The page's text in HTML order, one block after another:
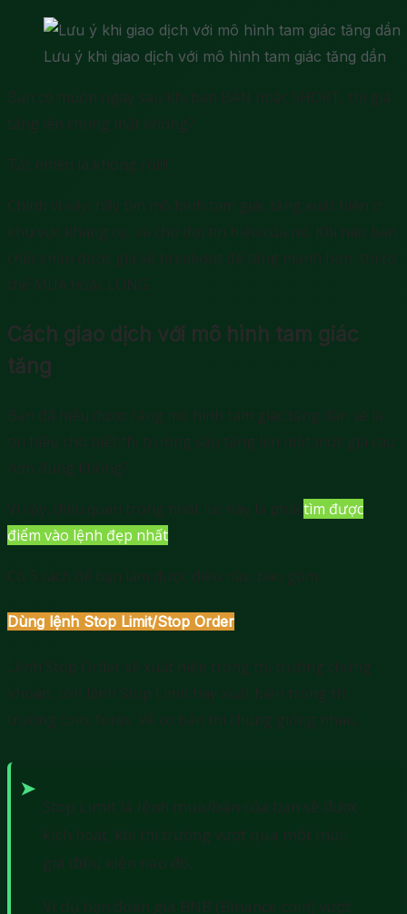
Lưu ý khi giao dịch với mô hình tam giác tăng dần
Bạn có muốn ngay sau khi bạn BÁN hoặc SHORT, thì giá
tăng lên chóng mặt không?
Tất nhiên là không rồi!!!
Chính vì vậy, hãy tìm mô hình tam giác tăng xuất hiện ở
khu vực kháng cự, và chờ đợi tín hiệu của nó. Khi nào bạn
chắc chắn được giá sẽ breakout để tăng mạnh hơn, thì có
thể MUA hoặc LONG.
Cách giao dịch với mô hình tam giác
tăng
Bạn đã hiểu được rằng mô hình tam giác tăng dần sẽ là
tín hiệu cho biết thị trường sắp tăng lên một mức giá cao
hơn đúng không?
Vì vậy, điều quan trọng nhất lúc này là phải tìm được
điểm vào lệnh đẹp nhất.
Có 3 cách để bạn làm được điều này, bao gồm:
Dùng lệnh Stop Limit/Stop Order
Lệnh Stop Order sẽ xuất hiện trong thị trường chứng
khoán, còn lệnh Stop Limit hay xuất hiện trong thị
trường coin, forex. Về cơ bản thì chúng giống nhau.
Stop Limit là lệnh mua/bán của bạn sẽ được
kích hoạt, khi thị trường vượt qua một mức
giá điều kiện nào đó.
Ví dụ bạn đoán giá BNB (Binance coin) vượt